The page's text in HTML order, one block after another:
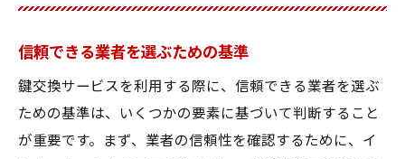
顔が見える安心感と信頼関係
トラブル時の迅速な対応力
地域特有の住宅事情への対応
地域コミュニティとの連携
信頼できる業者を選ぶための基準
鍵交換サービスを利用する際に、信頼できる業者を選ぶ
ための基準は、いくつかの要素に基づいて判断すること
が重要です。まず、業者の信頼性を確認するために、イ